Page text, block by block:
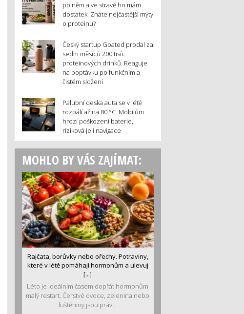
po něm a ve stravě ho mám
dostatek. Znáte nejčastější mýty
o proteinu?
Český startup Goated prodal za
sedm měsíců 200 tisíc
proteinových drinků. Reaguje
na poptávku po funkčním a
čistém složení
Palubní deska auta se v létě
rozpálí až na 80 °C. Mobilům
hrozí poškození baterie,
riziková je i navigace
MOHLO BY VÁS ZAJÍMAT:
Rajčata, borůvky nebo ořechy. Potraviny,
které v létě pomáhají hormonům a ulevuj
[...]
Léto je ideálním časem dopřát hormonům
malý restart. Čerstvé ovoce, zelenina nebo
luštěniny jsou práv...